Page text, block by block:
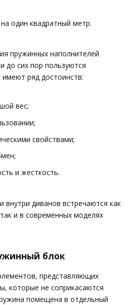
один квадратный метр.
пружинных наполнителей
до сих пор пользуются
ряд достоинств:
вес;
свойствами;
и жесткость.
внутри диванов встречаются как
и в современных моделях
блок
представляющих
которые не соприкасаются
помещена в отдельный